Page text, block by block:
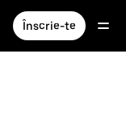
Înscrie-te